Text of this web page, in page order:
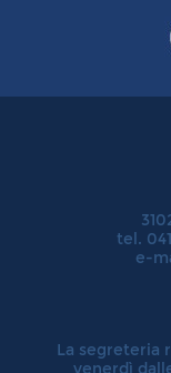
tel.
e-
La segreteria